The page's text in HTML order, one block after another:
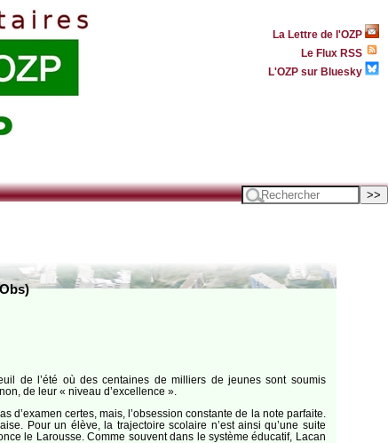
La Lettre de l'OZP
Le Flux RSS
L'OZP sur Bluesky
de l’été où des centaines de milliers de jeunes sont soumis
de leur « niveau d’excellence ».
certes, mais, l’obsession constante de la note parfaite.
Pour un élève, la trajectoire scolaire n’est ainsi qu’une suite
le Larousse. Comme souvent dans le système éducatif, Lacan